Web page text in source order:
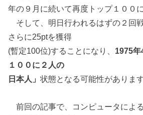
年の９月に続いて再度トップ１００
そして、明日行われるはずの２回
さらに25ptを獲得
(暫定100位)することになり、 1975
１００に２人の
日本人」状態となる可能性があります
前回の記事で、コンピュータによ